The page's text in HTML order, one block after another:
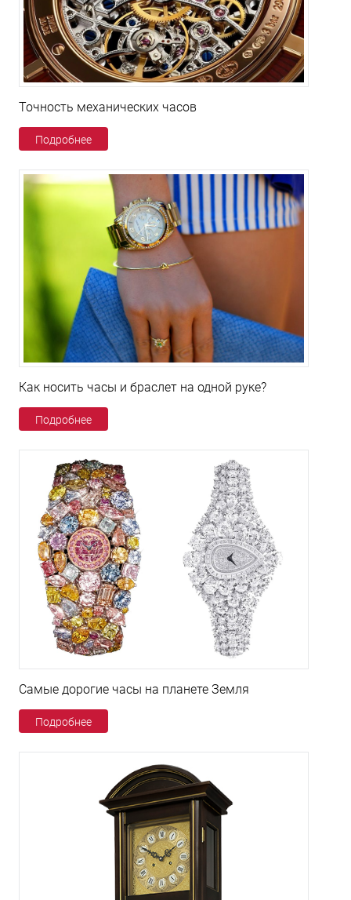
Точность механических часов
Подробнее
Как носить часы и браслет на одной руке?
Подробнее
Самые дорогие часы на планете Земля
Подробнее